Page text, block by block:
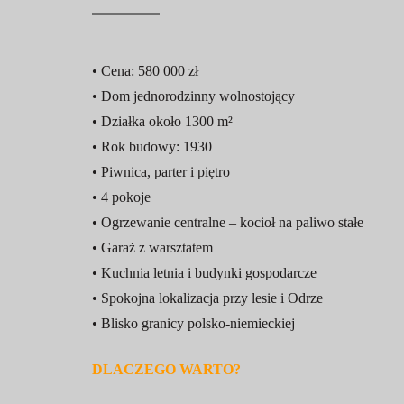
• Cena: 580 000 zł
• Dom jednorodzinny wolnostojący
• Działka około 1300 m²
• Rok budowy: 1930
• Piwnica, parter i piętro
• 4 pokoje
• Ogrzewanie centralne – kocioł na paliwo stałe
• Garaż z warsztatem
• Kuchnia letnia i budynki gospodarcze
• Spokojna lokalizacja przy lesie i Odrze
• Blisko granicy polsko-niemieckiej
DLACZEGO WARTO?